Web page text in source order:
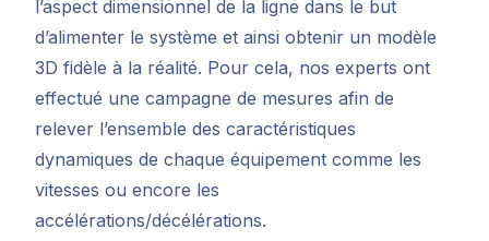
l’aspect dimensionnel de la ligne dans le but
d’alimenter le système et ainsi obtenir un modèle
3D fidèle à la réalité. Pour cela, nos experts ont
effectué une campagne de mesures afin de
relever l’ensemble des caractéristiques
dynamiques de chaque équipement comme les
vitesses ou encore les
accélérations/décélérations.